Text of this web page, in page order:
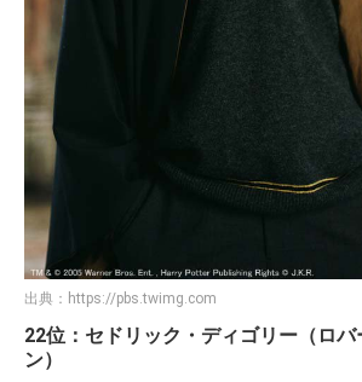
出典： https://pbs.twimg.com
22位：セドリック・ディゴリー（ロ
ン）